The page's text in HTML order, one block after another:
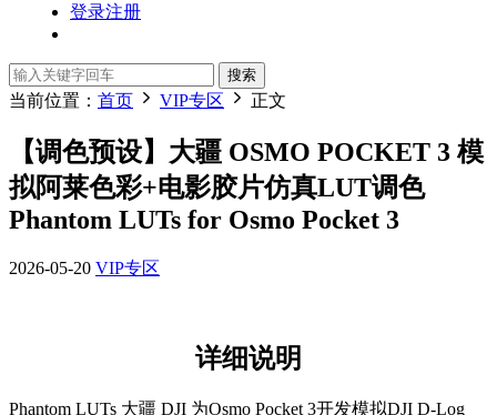
登录注册
搜索
当前位置： 首页 VIP专区 正文
【调色预设】大疆 OSMO POCKET 3 模
拟阿莱色彩+电影胶片仿真LUT调色
Phantom LUTs for Osmo Pocket 3
2026-05-20 VIP专区
详细说明
Phantom LUTs 大疆 DJI 为Osmo Pocket 3开发模拟DJI D-Log